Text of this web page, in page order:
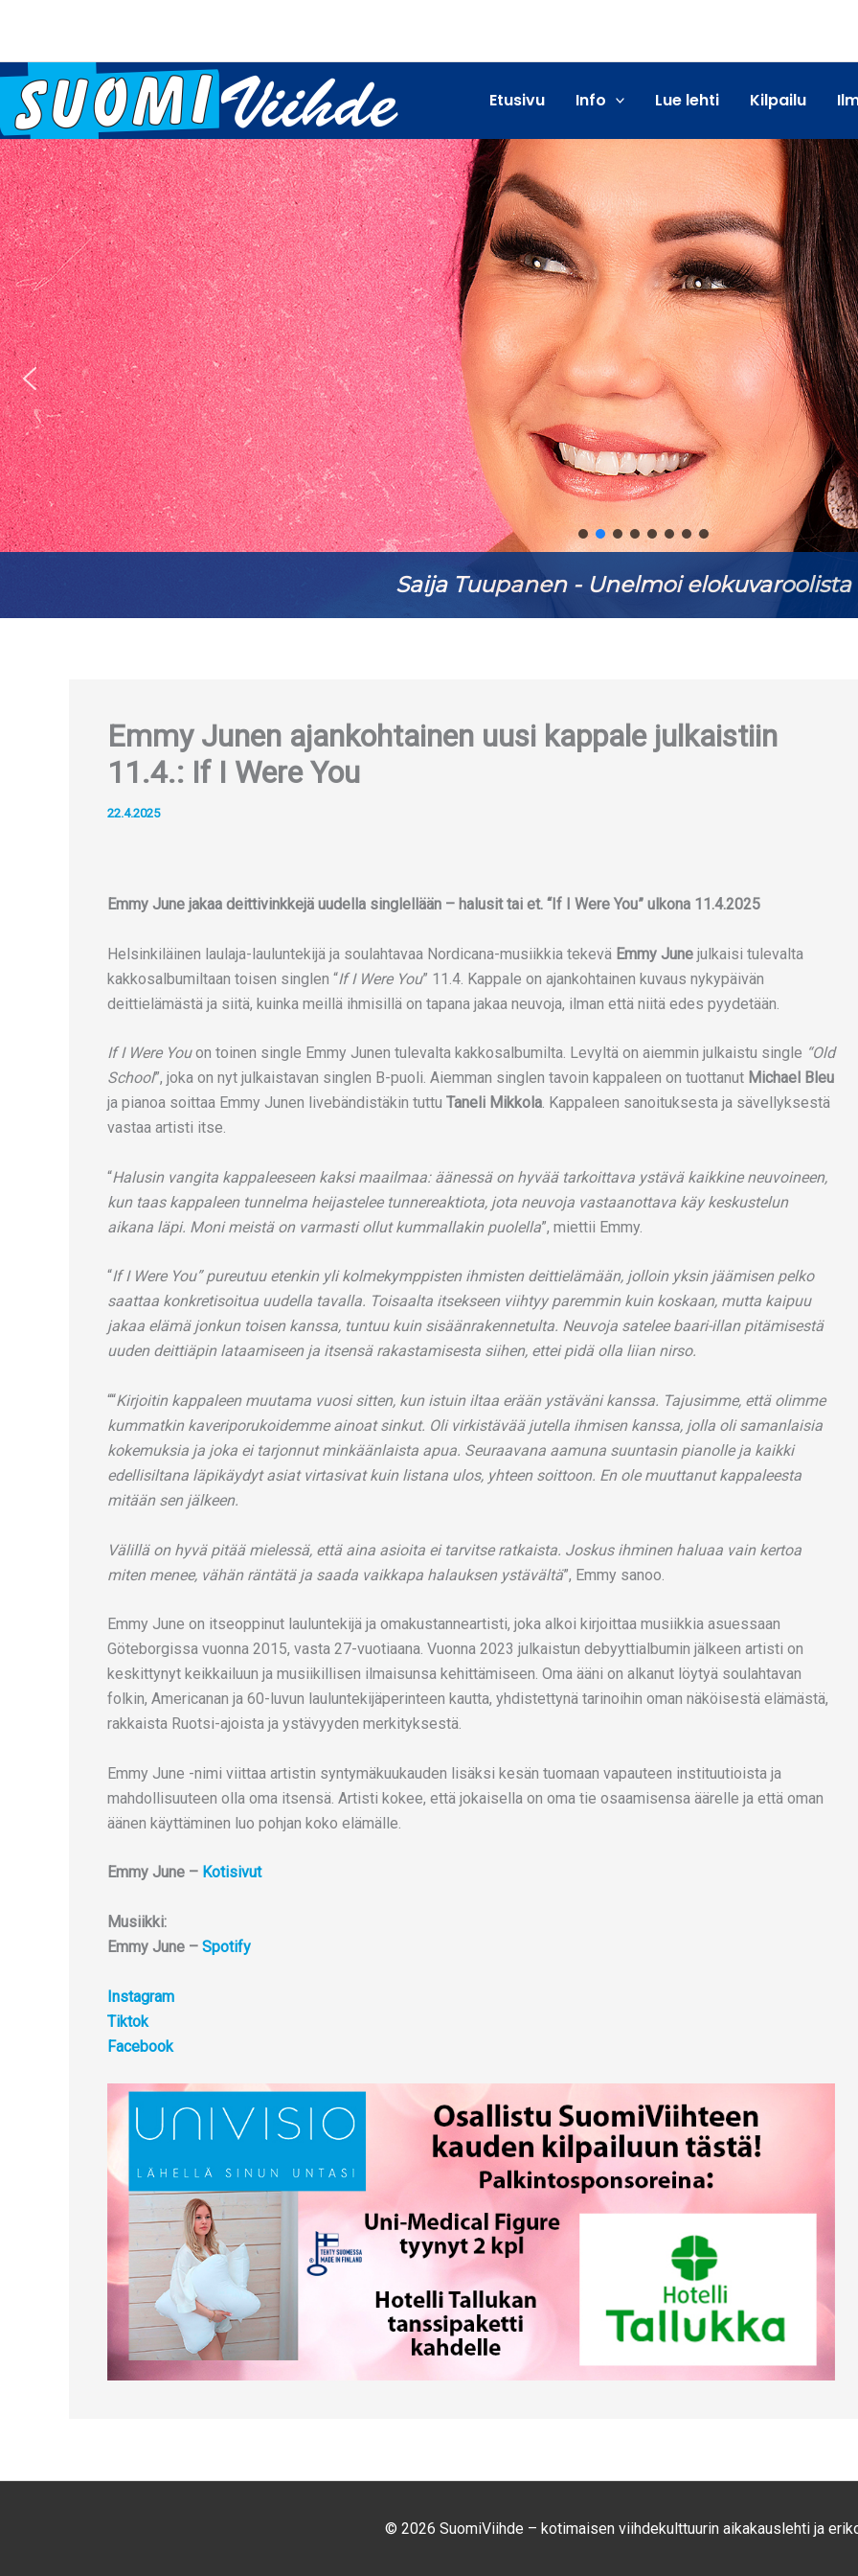
Etusivu Info Lue lehti Kilpailu
Saija Tuupanen - Unelmoi elokuvaroolista
Emmy Junen ajankohtainen uusi kappale julkaistiin
11.4.: If I Were You
22.4.2025
Emmy June jakaa deittivinkkejä uudella singlellään – halusit tai et. “If I Were You” ulkona 11.4.2025
Helsinkiläinen laulaja-lauluntekijä ja soulahtavaa Nordicana-musiikkia tekevä Emmy June julkaisi tulevalta
kakkosalbumiltaan toisen singlen “If I Were You” 11.4. Kappale on ajankohtainen kuvaus nykypäivän
deittielämästä ja siitä, kuinka meillä ihmisillä on tapana jakaa neuvoja, ilman että niitä edes pyydetään.
If I Were Youon toinen single Emmy Junen tulevalta kakkosalbumilta. Levyltä on aiemmin julkaistu single “Old
School”, joka on nyt julkaistavan singlen B-puoli. Aiemman singlen tavoin kappaleen on tuottanut Michael Bleu
ja pianoa soittaa Emmy Junen livebändistäkin tuttu Taneli Mikkola. Kappaleen sanoituksesta ja sävellyksestä
vastaa artisti itse.
“Halusin vangita kappaleeseen kaksi maailmaa: äänessä on hyvää tarkoittava ystävä kaikkine neuvoineen,
kun taas kappaleen tunnelma heijastelee tunnereaktiota, jota neuvoja vastaanottava käy keskustelun
aikana läpi. Moni meistä on varmasti ollut kummallakin puolella”, miettii Emmy.
“If I Were You” pureutuu etenkin yli kolmekymppisten ihmisten deittielämään, jolloin yksin jäämisen pelko
saattaa konkretisoitua uudella tavalla. Toisaalta itsekseen viihtyy paremmin kuin koskaan, mutta kaipuu
jakaa elämä jonkun toisen kanssa, tuntuu kuin sisäänrakennetulta. Neuvoja satelee baari-illan pitämisestä
uuden deittiäpin lataamiseen ja itsensä rakastamisesta siihen, ettei pidä olla liian nirso.
““Kirjoitin kappaleen muutama vuosi sitten, kun istuin iltaa erään ystäväni kanssa. Tajusimme, että olimme
kummatkin kaveriporukoidemme ainoat sinkut. Oli virkistävää jutella ihmisen kanssa, jolla oli samanlaisia
kokemuksia ja joka ei tarjonnut minkäänlaista apua. Seuraavana aamuna suuntasin pianolle ja kaikki
edellisiltana läpikäydyt asiat virtasivat kuin listana ulos, yhteen soittoon. En ole muuttanut kappaleesta
mitään sen jälkeen.
Välillä on hyvä pitää mielessä, että aina asioita ei tarvitse ratkaista. Joskus ihminen haluaa vain kertoa
miten menee, vähän räntätä ja saada vaikkapa halauksen ystävältä”, Emmy sanoo.
Emmy June on itseoppinut lauluntekijä ja omakustanneartisti, joka alkoi kirjoittaa musiikkia asuessaan
Göteborgissa vuonna 2015, vasta 27-vuotiaana. Vuonna 2023 julkaistun debyyttialbumin jälkeen artisti on
keskittynyt keikkailuun ja musiikillisen ilmaisunsa kehittämiseen. Oma ääni on alkanut löytyä soulahtavan
folkin, Americanan ja 60-luvun lauluntekijäperinteen kautta, yhdistettynä tarinoihin oman näköisestä elämästä,
rakkaista Ruotsi-ajoista ja ystävyyden merkityksestä.
Emmy June -nimi viittaa artistin syntymäkuukauden lisäksi kesän tuomaan vapauteen instituutioista ja
mahdollisuuteen olla oma itsensä. Artisti kokee, että jokaisella on oma tie osaamisensa äärelle ja että oman
äänen käyttäminen luo pohjan koko elämälle.
Emmy June – Kotisivut
Musiikki:
Emmy June – Spotify
Instagram
Tiktok
Facebook
© 2026 SuomiViihde – kotimaisen viihdekulttuurin aikakauslehti ja